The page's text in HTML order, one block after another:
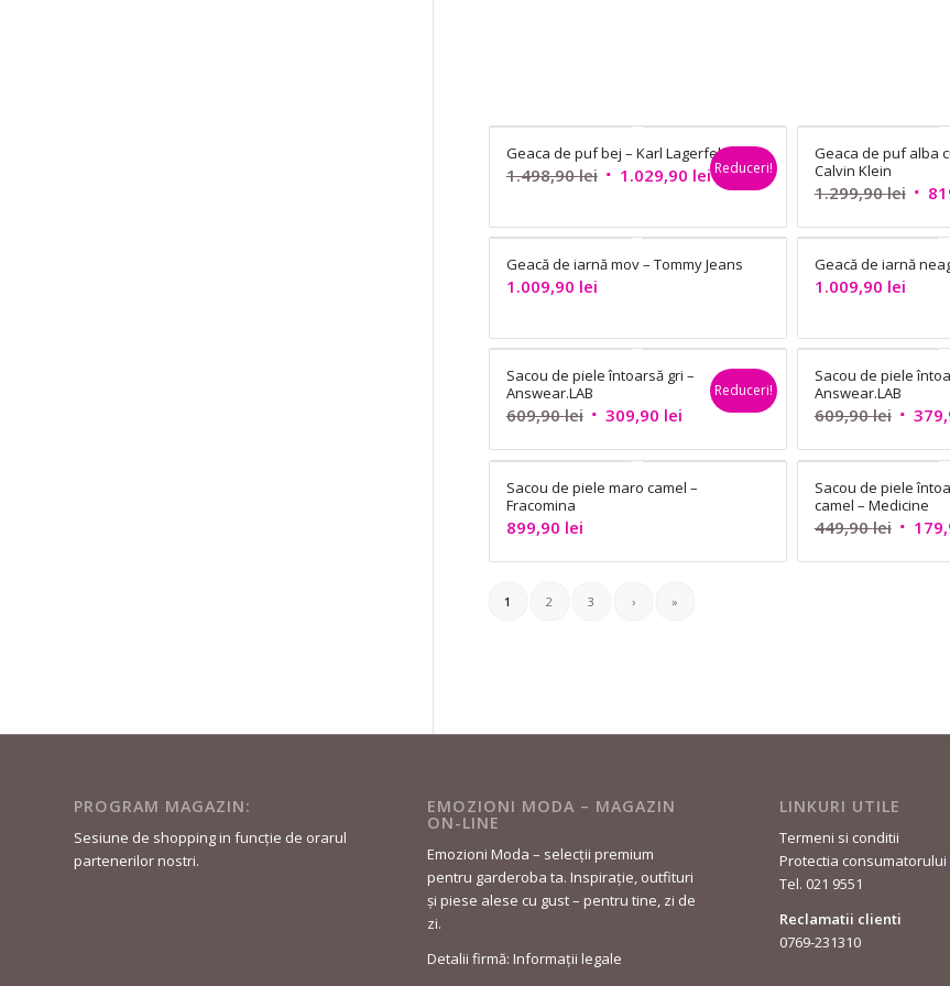
Geaca de puf bej – Karl Lagerfeld
1.498,90lei Prețul
a
1.498,90 lei.
1.029,90 leiPrețul
este:
Reduceri!
Geaca de puf alba
Calvin Klein
1.299,90lei
a
fost:
Geacă de iarnă mov – Tommy Jeans
1.009,90 lei
Geacă de iarnă
1.009,90 lei
Sacou de piele întoarsă gri –
Answear.LAB
609,90lei Prețul
a
fost:
309,90 leiPrețul
este:
309,90 lei.
Reduceri!
Sacou de piele
Answear.LAB
609,90lei Prețul
a
fost:
Sacou de piele maro camel –
Fracomina
899,90 lei
Sacou de piele
camel – Medicine
449,90lei Prețul
1 2 3 › »
PROGRAM MAGAZIN:
Sesiune de shopping in funcție de orarul
partenerilor nostri.
EMOZIONI MODA – MAGAZIN
ON-LINE
Emozioni Moda – selecții premium
pentru garderoba ta. Inspirație, outfituri
și piese alese cu gust – pentru tine, zi de
zi.
Detalii firmă: Informații legale
LINKURI UTILE
Termeni si conditii
Protectia consumatorului
Tel. 021 9551
Reclamatii clienti
0769-231310